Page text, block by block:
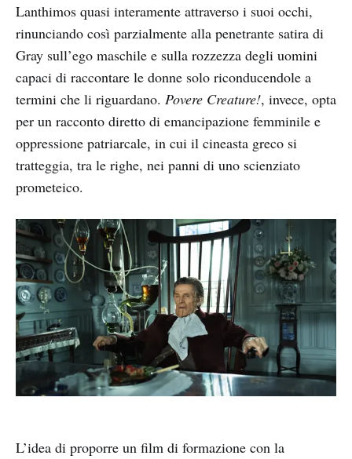
Lanthimos quasi interamente attraverso i suoi occhi,
rinunciando così parzialmente alla penetrante satira di
Gray sull’ego maschile e sulla rozzezza degli uomini
capaci di raccontare le donne solo riconducendole a
termini che li riguardano. Povere Creature!, invece, opta
per un racconto diretto di emancipazione femminile e
oppressione patriarcale, in cui il cineasta greco si
tratteggia, tra le righe, nei panni di uno scienziato
prometeico.
L’idea di proporre un film di formazione con la